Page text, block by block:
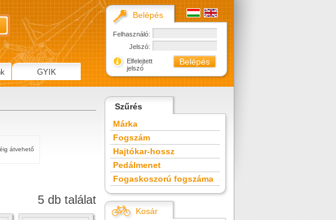
átvehető
5 db találat
Szűrés
Márka
Fogszám
Hajtókar-hossz
Pedálmenet
Fogaskoszorú fogszáma
Kosár
Belépés
Felhasználó:
Jelszó:
Elfelejtett
jelszó
GYIK